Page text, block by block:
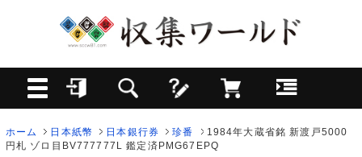
ホーム 日本紙幣 日本銀行券 珍番
1984年大蔵省銘 新渡戸5000
円札 ゾロ目BV777777L 鑑定済PMG67EPQ